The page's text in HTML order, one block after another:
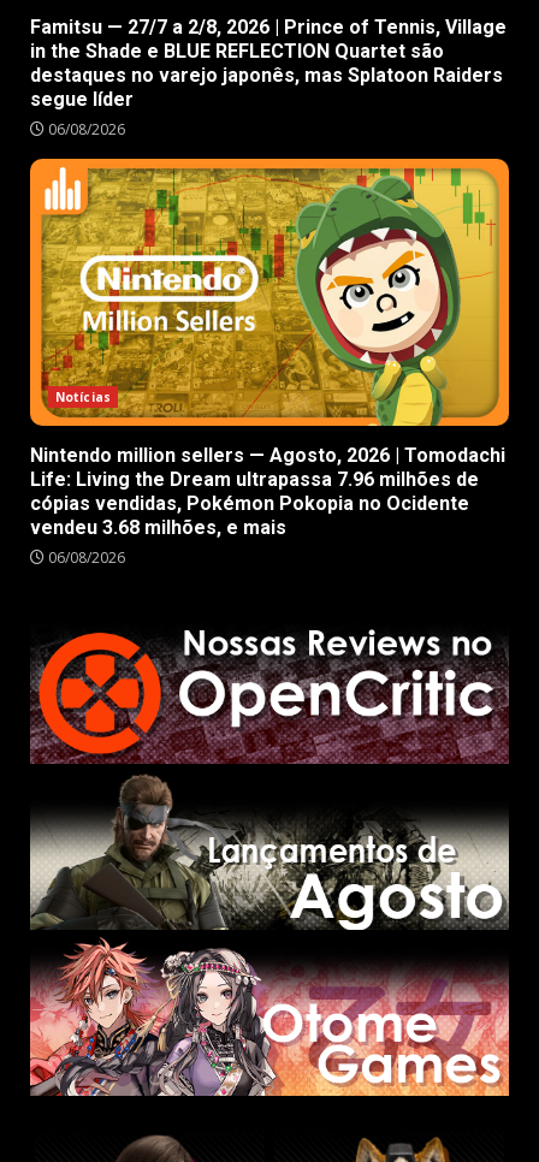
Famitsu — 27/7 a 2/8, 2026 | Prince of Tennis, Village
in the Shade e BLUE REFLECTION Quartet são
destaques no varejo japonês, mas Splatoon Raiders
segue líder
06/08/2026
Notícias
Nintendo million sellers — Agosto, 2026 | Tomodachi
Life: Living the Dream ultrapassa 7.96 milhões de
cópias vendidas, Pokémon Pokopia no Ocidente
vendeu 3.68 milhões, e mais
06/08/2026